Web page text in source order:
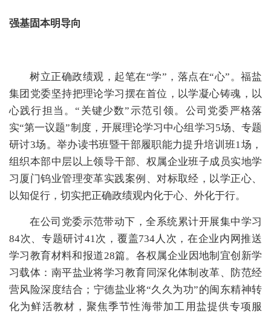
强基固本明导向
树立正确政绩观，起笔在“学”，落点在“心”。福盐
集团党委坚持把理论学习摆在首位，以学凝心铸魂，以
心践行担当。“关键少数”示范引领。公司党委严格落
实“第一议题”制度，开展理论学习中心组学习5场、专题
研讨3场。举办读书班暨干部履职能力提升培训班1场，
组织本部中层以上领导干部、权属企业班子成员实地学
习 厦门钨业管理变革实践案例、对标取经，以学正心、
以知促行，切实把正确政绩观内化于心、外化于行。
在公司党委示范带动下，全系统累计开展集中学习
84次、专题研讨41次，覆盖734人次，在企业内网推送
学习教育材料和报道28篇。各权属企业因地制宜创新学
习载体：南平盐业将学习教育同深化体制改革、防范经
营风险深度结合；宁德盐业将“久久为功”的闽东精神转
化为鲜活教材，聚焦季节性海带加工用盐提供专项服